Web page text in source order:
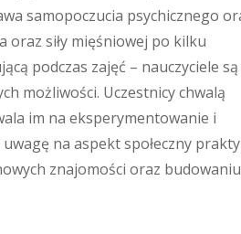
samopoczucia psychicznego
oraz siły mięśniowej po kilku
podczas zajęć – nauczyciele są
możliwości. Uczestnicy chwalą
im na eksperymentowanie i
na aspekt społeczny
znajomości oraz budowaniu